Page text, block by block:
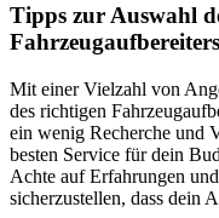
Tipps zur Auswahl
Fahrzeugaufbereiters
Mit einer Vielzahl von
des richtigen
ein wenig Recherche und
besten Service für dein
Achte auf Erfahrungen
sicherzustellen, dass dein